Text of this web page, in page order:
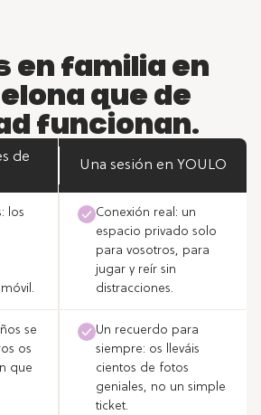
en familia en
que de
funcionan.
de
Una sesión en YOULO
los
Conexión real: un
espacio privado solo
para vosotros, para
jugar y reír sin
distracciones.
se
os
que
Un recuerdo para
siempre: os lleváis
cientos de fotos
geniales, no un simple
ticket.